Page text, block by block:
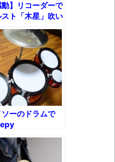
がnoteに引っ越します
7 ファイナルシーズンの
い世界」スタグル特
かったJリーグ…なら
や服、沢の上流から流
・・・・・・
動】リコーダーで
ト「木星」吹い
！
ソーのドラムで
「Bling-Bang-
Born」叩いて
！